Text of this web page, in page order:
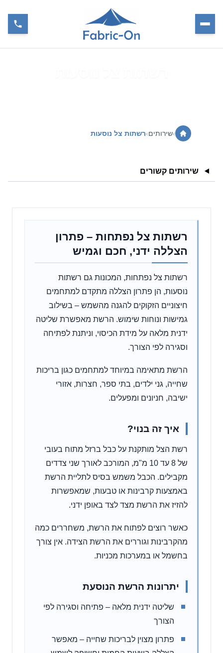
›שירותים›רשתות צל נוסעות
שירותים קשורים
רשתות צל נפתחות – פתרון
הצללה ידני, חכם וגמיש
רשתות צל נפתחות, המכונות גם רשתות
נוסעות, הן פתרון הצללה מתקדם למתחמים
חיצוניים הזקוקים להגנה מהשמש – בשילוב
גמישות ונוחות שימוש. הרשת מאפשרת שליטה
ידנית מלאה על מידת הכיסוי, וניתנת לפתיחה
וסגירה לפי הצורך.
הרשת מתאימה במיוחד למתחמים כגון בריכות
שחייה, גני ילדים, בתי ספר, חצרות, אזורי
ישיבה, חניונים ומפעלים.
איך זה בנוי?
רשת הצל מותקנת על כבל ברזל מתוח בעובי
של 8 עד 10 מ"מ, המורכב לאורך שני צדדים
מקבילים. הכבל משמש בסיס לתליית הרשת
באמצעות קרבינות או טבעות, שמאפשרות
להזיז את הרשת מצד לצד באופן ידני.
כאשר רוצים לפתוח את הרשת, משחררים כמה
מהקרבינות וגוררים את הרשת הצידה. אין צורך
בחשמל או במערכות מכניות.
יתרונות הרשת הנוסעת
שליטה ידנית מלאה – פתיחה וסגירה לפי
הצורך
פתרון מצוין לבריכות שחייה – מאפשר